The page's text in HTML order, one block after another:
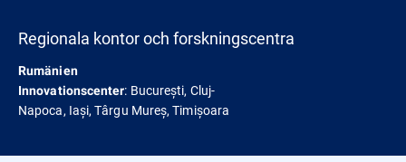
Regionala kontor och forskningscentra
Rumänien
Innovationscenter: București, Cluj-
Napoca, Iași, Târgu Mureș, Timișoara